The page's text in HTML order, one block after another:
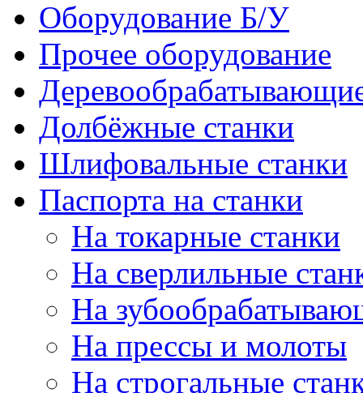
Оборудование Б/У
Прочее оборудование
Долбёжные станки
Шлифовальные станки
Паспорта на станки
На токарные станки
На сверлильные
На
На прессы и молоты
На строгальные